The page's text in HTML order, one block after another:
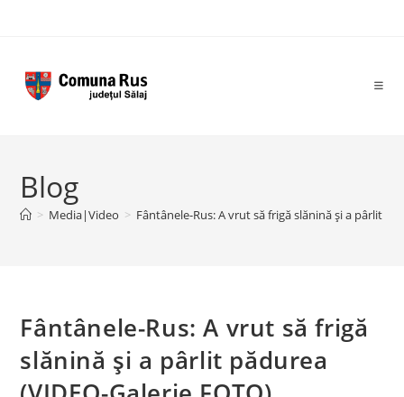
Blog
> Media|Video > Fântânele-Rus: A vrut să frigă slănină şi a pârlit
Fântânele-Rus: A vrut să frigă
slănină şi a pârlit pădurea